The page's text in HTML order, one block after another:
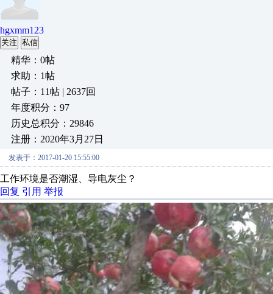
hgxmm123
关注 私信
精华：0帖
求助：1帖
帖子：11帖 | 2637回
年度积分：97
历史总积分：29846
注册：2020年3月27日
发表于：2017-01-20 15:55:00
工作环境是否潮湿、导电灰尘？
回复 引用 举报